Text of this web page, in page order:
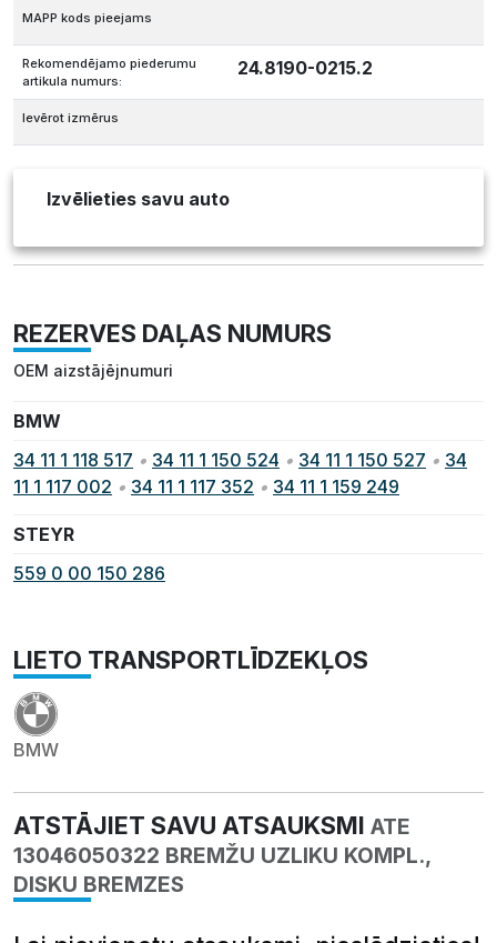
MAPP kods pieejams
Rekomendējamo piederumu
artikula numurs:
24.8190-0215.2
Ievērot izmērus
Izvēlieties savu auto
REZERVES DAĻAS NUMURS
OEM aizstājējnumuri
BMW
34 11 1 118 517 • 34 11 1 150 524 • 34 11 1 150 527 • 34
11 1 117 002 • 34 11 1 117 352 • 34 11 1 159 249
STEYR
559 0 00 150 286
LIETO TRANSPORTLĪDZEKĻOS
BMW
ATSTĀJIET SAVU ATSAUKSMI ATE
13046050322 BREMŽU UZLIKU KOMPL.,
DISKU BREMZES